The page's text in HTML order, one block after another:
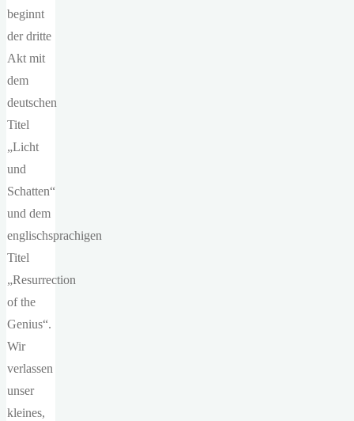
beginnt
der dritte
Akt mit
dem
deutschen
Titel
„Licht
und
Schatten“
und dem
englischsprachigen
Titel
„Resurrection
of the
Genius“.
Wir
verlassen
unser
kleines,